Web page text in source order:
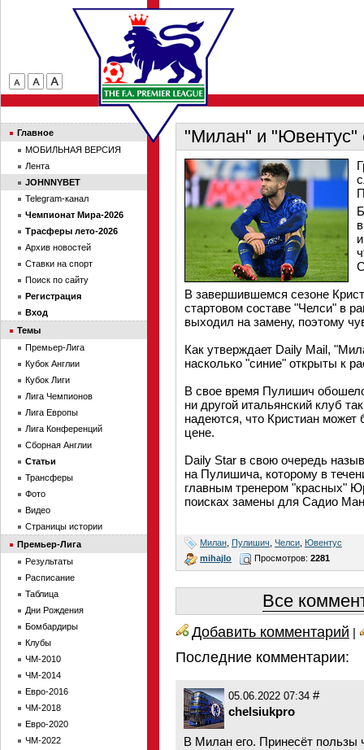
"Милан" и "Ювентус"
В завершившемся сезоне
стартовом составе "Челси" в
выходил на замену, поэтому
Как утверждает Daily Mail,
насколько "синие" открыты к
В свое время Пулишич
ни другой итальянский клуб
надеются, что Кристиан
цене.
Daily Star в свою очередь
на Пулишича, которому в
главным тренером "красных"
поисках замены для Садио
Милан Пулишич Челси Ювентус
mihajlo
Просмотров: 2281
Все
Добавить комментарий |
Последние комментарии:
05.06.2022 07:34 #
chelsiukpro
В Милан его. Принесёт пользы
Главное
МОБИЛЬНАЯ ВЕРСИЯ
Лента
JOHNNYBET
Telegram-канал
Чемпионат Мира-2026
Трасферы лето-2026
Архив новостей
Ставки на спорт
Поиск по сайту
Регистрация
Вход
Темы
Премьер-Лига
Кубок Англии
Кубок Лиги
Лига Чемпионов
Лига Европы
Лига Конференций
Сборная Англии
Статьи
Трансферы
Фото
Видео
Страницы истории
Премьер-Лига
Результаты
Расписание
Таблица
Дни Рождения
Бомбардиры
Клубы
ЧМ-2010
ЧМ-2014
Евро-2016
ЧМ-2018
Евро-2020
ЧМ-2022